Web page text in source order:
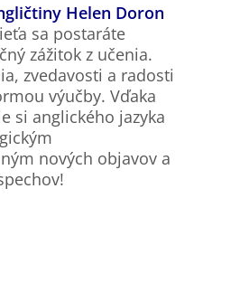
Helen Doron
sa postaráte
zážitok z učenia.
zvedavosti a radosti
výučby. Vďaka
si anglického jazyka
nových objavov a